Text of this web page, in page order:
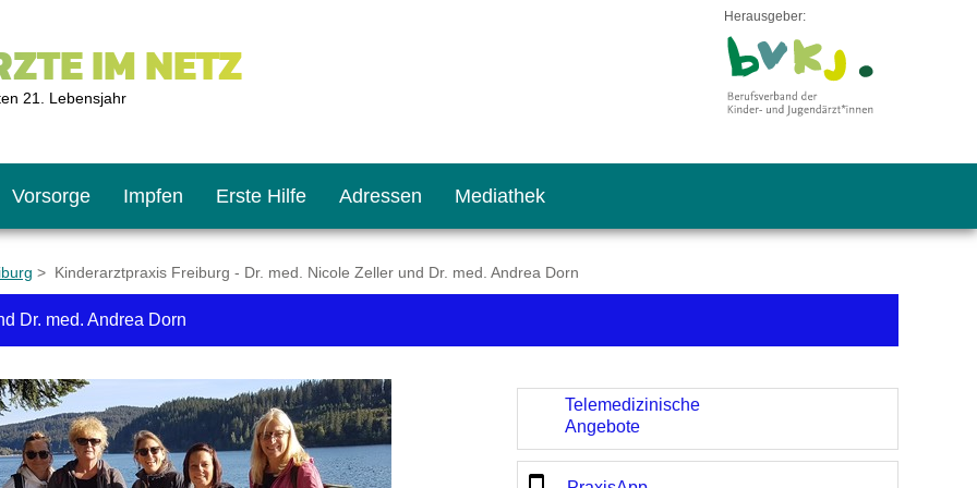
IM NETZ
21. Lebensjahr
Herausgeber:
Vorsorge Impfen Erste Hilfe Adressen Mediathek
> Kinderarztpraxis Freiburg - Dr. med. Nicole Zeller und Dr. med. Andrea Dorn
Dr. med. Andrea Dorn
Telemedizinische
Angebote